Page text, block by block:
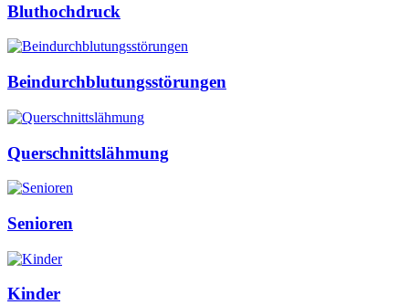
Bluthochdruck
Beindurchblutungsstörungen
Querschnittslähmung
Senioren
Kinder